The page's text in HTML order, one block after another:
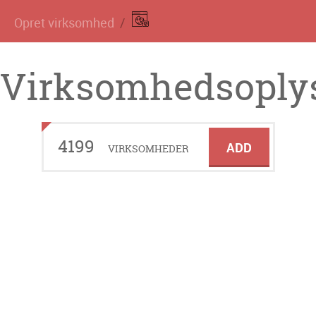
Opret virksomhed
4199 VIRKSOMHEDER ADD